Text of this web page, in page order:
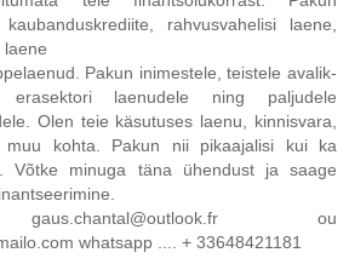
kaubanduskrediite, rahvusvahelisi laene,
laene
Pakun inimestele, teistele avalik-
laenudele ning paljudele
Olen teie käsutuses laenu, kinnisvara,
muu kohta. Pakun nii pikaajalisi kui ka
Võtke minuga täna ühendust ja saage
ou
whatsapp .... + 33648421181